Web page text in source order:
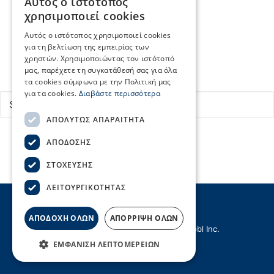
Κεντρικά Λιμεναρχεία
Οργανισμοί Λιμένων
Εύρεση δρομολογίων
Επικοινωνία
Search
© Copyright ΣΕΕΝ | Created byHellobl Inc.
χρησιμοποιεί cookies
Αυτός ο ιστότοπος χρησιμοποιεί cookies
για τη βελτίωση της εμπειρίας των
χρηστών. Χρησιμοποιώντας τον ιστότοπό
μας, παρέχετε τη συγκατάθεσή σας για όλα
τα cookies σύμφωνα με την Πολιτική μας
για τα cookies. Διαβάστε περισσότερα
ΑΠΟΛΎΤΩΣ ΑΠΑΡΑΊΤΗΤΑ
ΑΠΌΔΟΣΗΣ
ΣΤΌΧΕΥΣΗΣ
ΛΕΙΤΟΥΡΓΙΚΌΤΗΤΑΣ
ΑΠΟΔΟΧΗ ΟΛΩΝ ΑΠΟΡΡΙΨΗ ΟΛΩΝ
ΕΜΦΆΝΙΣΗ ΛΕΠΤΟΜΕΡΕΙΏΝ